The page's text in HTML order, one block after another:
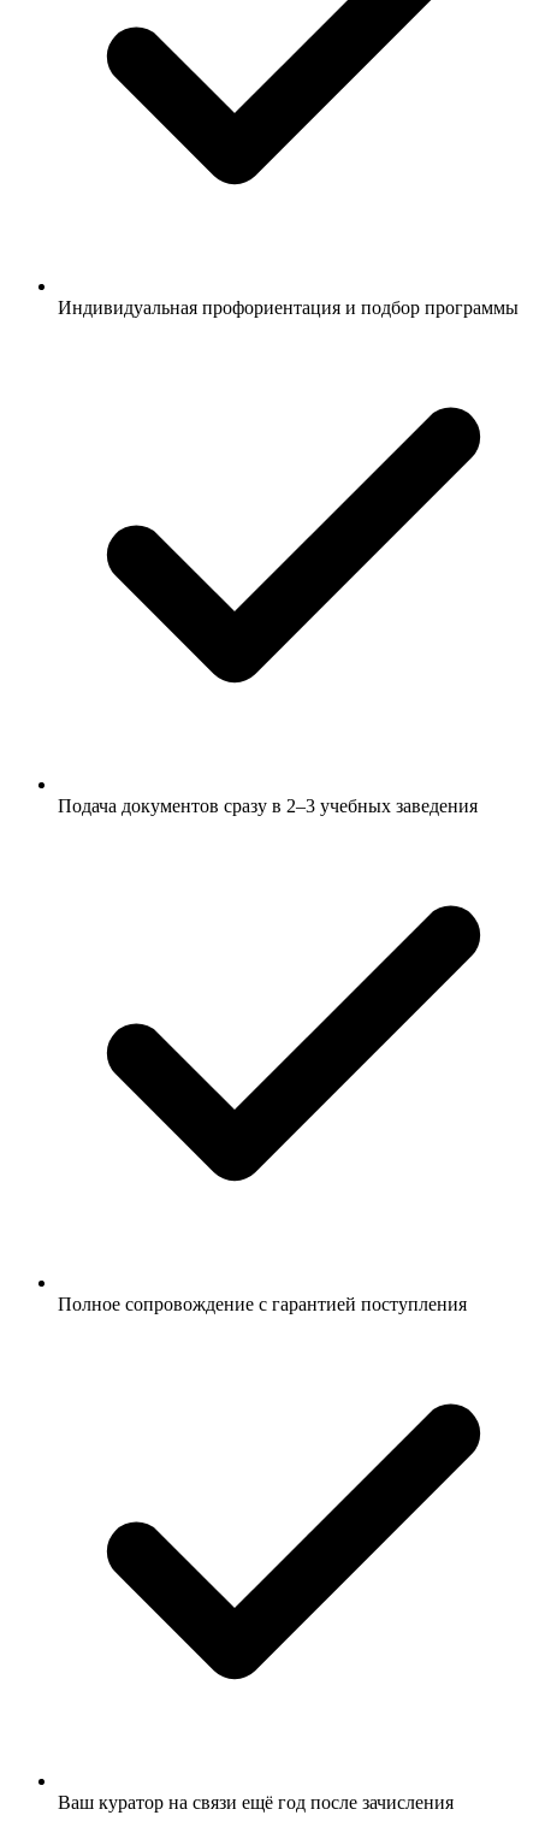
Индивидуальная профориентация и подбор программы
Подача документов сразу в 2–3 учебных заведения
Полное сопровождение с гарантией поступления
Ваш куратор на связи ещё год после зачисления